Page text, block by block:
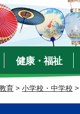
健康・福祉
育 > 小学校・中学校 >